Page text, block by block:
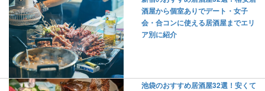
酒屋から個室ありでデート・女子
会・合コンに使える居酒屋までエリ
ア別に紹介
池袋のおすすめ居酒屋32選！安くて